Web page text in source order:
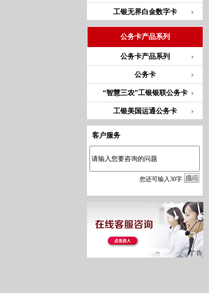
工银无界白金数字卡
公务卡产品系列
公务卡产品系列
公务卡
“智慧三农”工银银联公务卡
工银美国运通公务卡
客户服务
您还可输入30字